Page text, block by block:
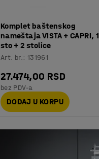
Komplet baštenskog
nameštaja VISTA + CAPRI, 1
sto + 2 stolice
Art. br.: 131961
27.474,00 RSD
bez PDV-a
DODAJ U KORPU